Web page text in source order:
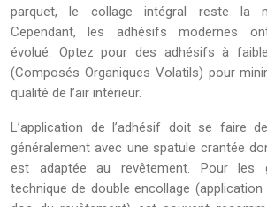
parquet, le collage intégral reste la
Cependant, les adhésifs modernes
évolué. Optez pour des adhésifs à
(Composés Organiques Volatils) pour
qualité de l’air intérieur.
L’application de l’adhésif doit se faire
généralement avec une spatule crantée
est adaptée au revêtement. Pour les
technique de double encollage